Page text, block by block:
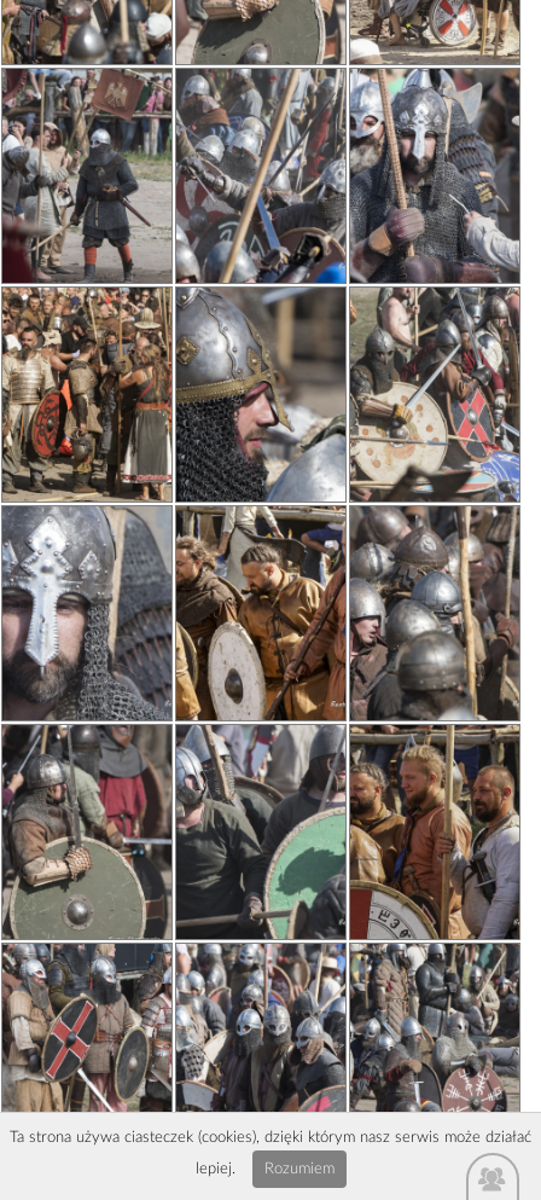
Ta strona używa ciasteczek (cookies), dzięki którym nasz serwis może działać
lepiej.
Rozumiem